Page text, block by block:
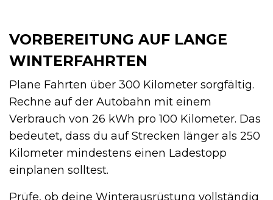
VORBEREITUNG AUF LANGE
WINTERFAHRTEN
Plane Fahrten über 300 Kilometer sorgfältig.
Rechne auf der Autobahn mit einem
Verbrauch von 26 kWh pro 100 Kilometer. Das
bedeutet, dass du auf Strecken länger als 250
Kilometer mindestens einen Ladestopp
einplanen solltest.
Prüfe, ob deine Winterausrüstung vollständig